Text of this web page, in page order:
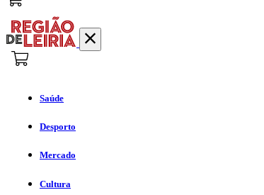
Saúde
Desporto
Mercado
Cultura